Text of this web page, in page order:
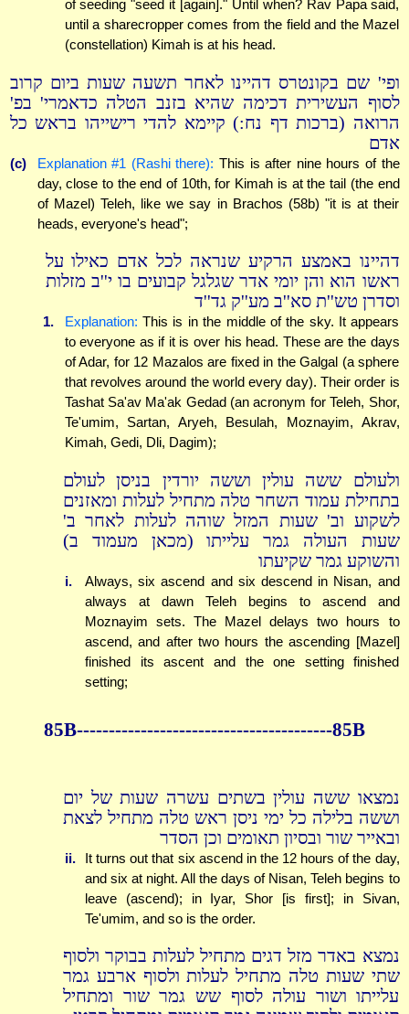
of seeding "seed it [again]." Until when? Rav Papa said,
until a sharecropper comes from the field and the Mazel
(constellation) Kimah is at his head.
ופי' שם בקונטרס דהיינו לאחר תשעה שעות ביום קרוב
לסוף העשירית דכימה שהיא בזנב הטלה כדאמרי' בפ'
הרואה (ברכות דף נח:) קיימא להדי רישייהו בראש כל
אדם
(c) Explanation #1 (Rashi there): This is after nine hours of the
day, close to the end of 10th, for Kimah is at the tail (the end
of Mazel) Teleh, like we say in Brachos (58b) "it is at their
heads, everyone's head";
דהיינו באמצע הרקיע שנראה לכל אדם כאילו על
ראשו הוא והן יומי אדר שגלגל קבועים בו י''ב מזלות
וסדרן טש''ת סא''ב מע''ק גד''ד
1. Explanation: This is in the middle of the sky. It appears
to everyone as if it is over his head. These are the days
of Adar, for 12 Mazalos are fixed in the Galgal (a sphere
that revolves around the world every day). Their order is
Tashat Sa'av Ma'ak Gedad (an acronym for Teleh, Shor,
Te'umim, Sartan, Aryeh, Besulah, Moznayim, Akrav,
Kimah, Gedi, Dli, Dagim);
ולעולם ששה עולין וששה יורדין בניסן לעולם
בתחילת עמוד השחר טלה מתחיל לעלות ומאזנים
לשקוע וב' שעות המזל שוהה לעלות לאחר ב'
שעות העולה גמר עלייתו (מכאן מעמוד ב)
והשוקע גמר שקיעתו
i.
Always, six ascend and six descend in Nisan, and
always at dawn Teleh begins to ascend and
Moznayim sets. The Mazel delays two hours to
ascend, and after two hours the ascending [Mazel]
finished its ascent and the one setting finished
setting;
85B----------------------------------------85B
נמצאו ששה עולין בשתים עשרה שעות של יום
וששה בלילה כל ימי ניסן ראש טלה מתחיל לצאת
ובאייר שור ובסיון תאומים וכן הסדר
ii.
It turns out that six ascend in the 12 hours of the day,
and six at night. All the days of Nisan, Teleh begins to
leave (ascend); in Iyar, Shor [is first]; in Sivan,
Te'umim, and so is the order.
נמצא באדר מזל דגים מתחיל לעלות בבוקר ולסוף
שתי שעות טלה מתחיל לעלות ולסוף ארבע גמר
עלייתו ושור עולה לסוף שש גמר שור ומתחיל